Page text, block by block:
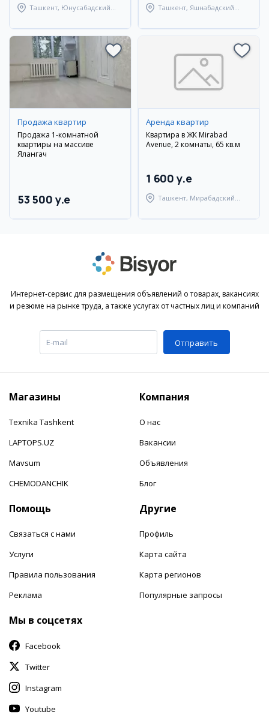
Ташкент, Юнусабадский
Ташкент, Яшнабадский
Продажа квартир
Продажа 1-комнатной
квартиры на массиве
Ялангач
53 500 y.e
Аренда квартир
Квартира в ЖК Mirabad
Avenue, 2 комнаты, 65 кв.м
1 600 y.e
Ташкент, Мирабадский
Интернет-сервис для размещения объявлений о товарах, вакансиях
и резюме на рынке труда, а также услугах от частных лиц и компаний
Отправить
Магазины
Texnika Tashkent
LAPTOPS.UZ
Mavsum
CHEMODANCHIK
Компания
О нас
Вакансии
Объявления
Блог
Помощь
Связаться с нами
Услуги
Правила пользования
Реклама
Другие
Профиль
Карта сайта
Карта регионов
Популярные запросы
Мы в соцсетях
Facebook
Twitter
Instagram
Youtube